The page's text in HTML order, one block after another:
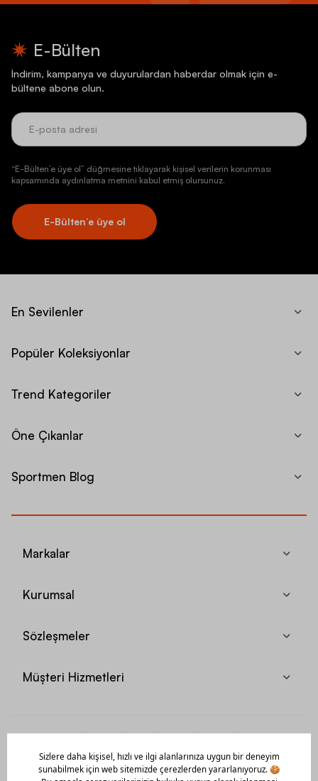
E-Bülten
İndirim, kampanya ve duyurulardan haberdar olmak için e-
bültene abone olun.
“E-Bülten’e üye ol” düğmesine tıklayarak kişisel verilerin korunması
kapsamında aydınlatma metnini kabul etmiş olursunuz.
E-Bülten’e üye ol
En Sevilenler
Popüler Koleksiyonlar
Trend Kategoriler
Öne Çıkanlar
Sportmen Blog
Markalar
Kurumsal
Sözleşmeler
Müşteri Hizmetleri